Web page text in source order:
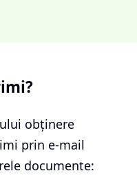
obținere
prin e-mail
documente: